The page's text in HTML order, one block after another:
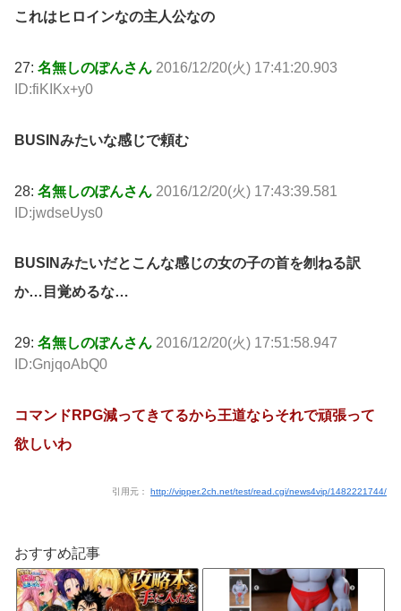
これはヒロインなの主人公なの
27: 名無しのぽんさん 2016/12/20(火) 17:41:20.903
ID:fiKIKx+y0
BUSINみたいな感じで頼む
28: 名無しのぽんさん 2016/12/20(火) 17:43:39.581
ID:jwdseUys0
BUSINみたいだとこんな感じの女の子の首を刎ねる訳
か…目覚めるな…
29: 名無しのぽんさん 2016/12/20(火) 17:51:58.947
ID:GnjqoAbQ0
コマンドRPG減ってきてるから王道ならそれで頑張って
欲しいわ
引用元： http://vipper.2ch.net/test/read.cgi/news4vip/1482221744/
おすすめ記事